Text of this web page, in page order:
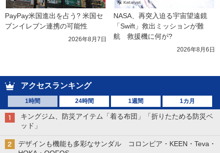
PayPay米国進出を占う? 米国セ
ブンイレブン連携の可能性
2026年8月7日
NASA、再突入迫る宇宙望遠鏡
「Swift」救出ミッションが難
航　救援機に何が?
2026年8月6日
アクセスランキング
1時間 24時間 1週間 1カ月
キングジム、防災アイテム「着る布団」「折りたためる防災ベ
ッド」
デザインも機能も多彩なサンダル コロンビア・KEEN・Teva・